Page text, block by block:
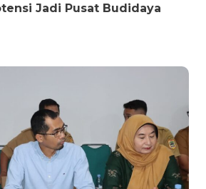
Jadi Pusat Budidaya